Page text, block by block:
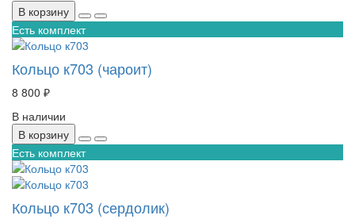
В корзину
Есть комплект
Кольцо к703 (чароит)
8 800 ₽
В наличии
В корзину
Есть комплект
Кольцо к703 (сердолик)